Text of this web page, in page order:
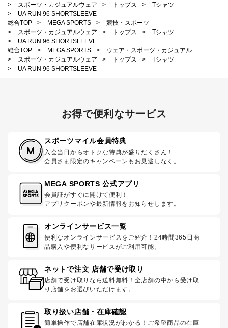
>
スポーツ・カジュアルウェア > トップス >
Tシャツ
>
UA RUN 96 SHORTSLEEVE
総合TOP
> MEGA SPORTS >
競技・スポーツ
>
スポーツ・カジュアルウェア > トップス >
Tシャツ
>
UA RUN 96 SHORTSLEEVE
総合TOP
> MEGA SPORTS >
ウェア・スポーツ・カジュアル
>
スポーツ・カジュアルウェア > トップス >
Tシャツ
>
UA RUN 96 SHORTSLEEVE
お得で便利なサービス
スポーツマイル会員特典
入会当日からオトクな特典が盛りだくさん！
会員さま限定のキャンペーンもお見逃しなく。
MEGA SPORTS 公式アプリ
会員証がすぐに開けて便利！
アプリクーポンや最新情報をお知らせします。
オンラインサービス一覧
便利なオンラインサービスをご紹介！24時間365日商
品購入や便利なサービスがご利用可能。
ネットで注文 店舗で受け取り
店舗で受け取りなら送料無料！全店舗の中から受け取
り店舗をお選びいただけます。
取り扱い店舗・在庫確認
簡単操作で店舗在庫状況がわかる！ご希望商品の在庫